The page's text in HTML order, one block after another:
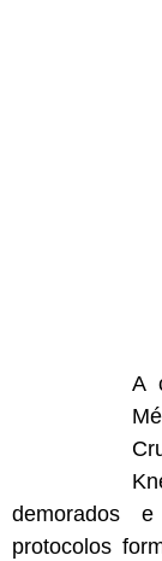
A
demorados
protocolos